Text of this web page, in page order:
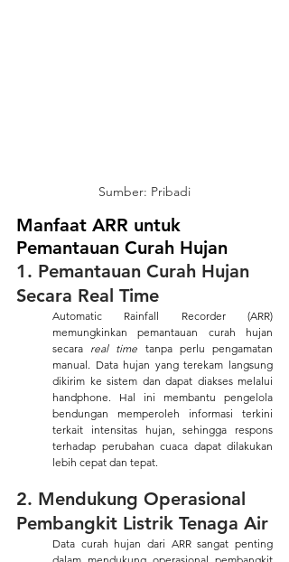
Sumber: Pribadi
Manfaat ARR untuk
Pemantauan Curah Hujan
1. Pemantauan Curah Hujan
Secara Real Time
Automatic Rainfall Recorder (ARR)
memungkinkan pemantauan curah hujan
secara real time tanpa perlu pengamatan
manual. Data hujan yang terekam langsung
dikirim ke sistem dan dapat diakses melalui
handphone. Hal ini membantu pengelola
bendungan memperoleh informasi terkini
terkait intensitas hujan, sehingga respons
terhadap perubahan cuaca dapat dilakukan
lebih cepat dan tepat.
2. Mendukung Operasional
Pembangkit Listrik Tenaga Air
Data curah hujan dari ARR sangat penting